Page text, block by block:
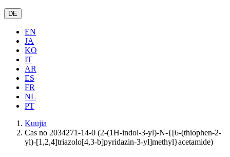
DE
EN
JA
KO
IT
AR
ES
FR
NL
PT
Kuujia
Cas no 2034271-14-0 (2-(1H-indol-3-yl)-N-{[6-(thiophen-2-
yl)-[1,2,4]triazolo[4,3-b]pyridazin-3-yl]methyl}acetamide)